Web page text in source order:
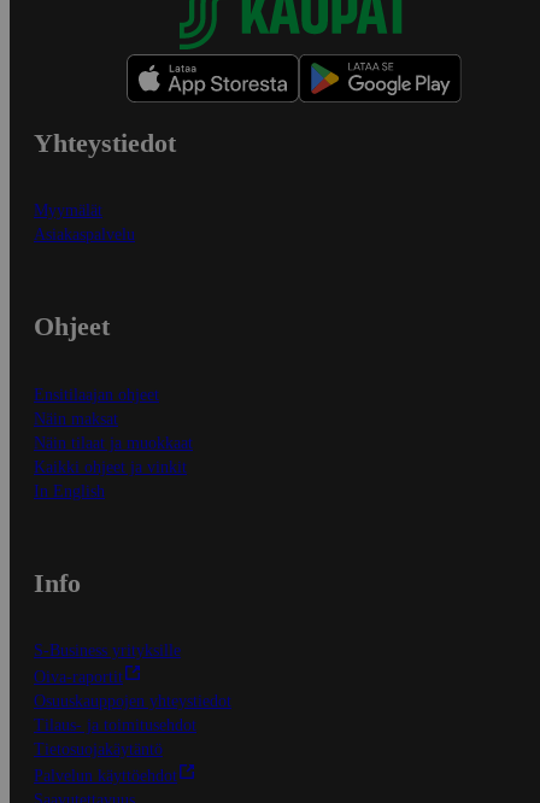
Yhteystiedot
Myymälät
Asiakaspalvelu
Ohjeet
Ensitilaajan ohjeet
Näin maksat
Näin tilaat ja muokkaat
Kaikki ohjeet ja vinkit
In English
Info
S-Business yrityksille
Oiva-raportit
Osuuskauppojen yhteystiedot
Tilaus- ja toimitusehdot
Tietosuojakäytäntö
Palvelun käyttöehdot